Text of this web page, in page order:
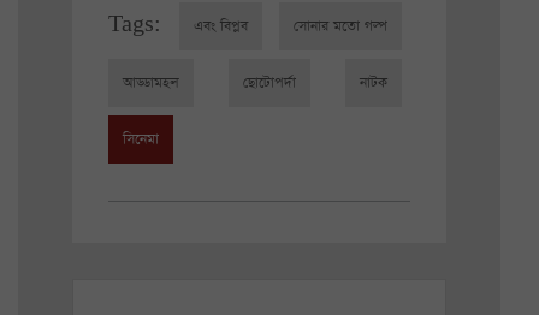
Tags: এবং বিপ্লব সোনার মতো গল্প
আড্ডামহল ছোটোপর্দা নাটক
সিনেমা